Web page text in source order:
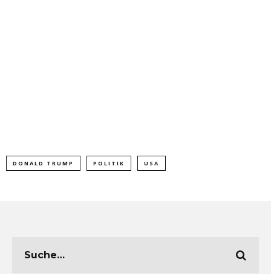
DONALD TRUMP POLITIK USA